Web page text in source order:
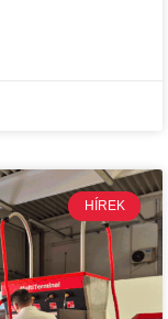
HÍREK